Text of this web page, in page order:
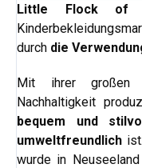
Little Flock of
durch die
Mit ihrer großen
Nachhaltigkeit
bequem und
umweltfreundlich
wurde in